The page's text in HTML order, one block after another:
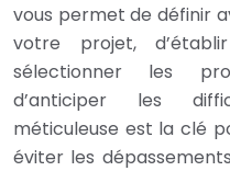
vous permet de définir
votre projet,
sélectionner les
d’anticiper les
méticuleuse est la clé
éviter les